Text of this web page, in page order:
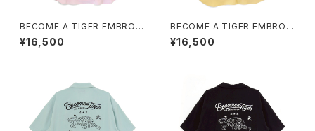
BECOME A TIGER EMBROI
DERED HALFSLEEVE SHIRT
S light-pink
¥16,500
BECOME A TIGER EMBROI
DERED HALFSLEEVE SHIRT
S light-yellow
¥16,500